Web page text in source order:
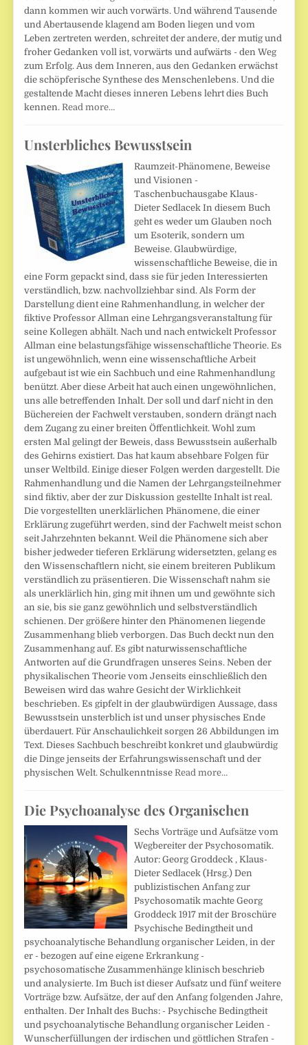
dann kommen wir auch vorwärts. Und während Tausende
und Abertausende klagend am Boden liegen und vom
Leben zertreten werden, schreitet der andere, der mutig und
froher Gedanken voll ist, vorwärts und aufwärts - den Weg
zum Erfolg. Aus dem Inneren, aus den Gedanken erwächst
die schöpferische Synthese des Menschenlebens. Und die
gestaltende Macht dieses inneren Lebens lehrt dies Buch
kennen.Read more…
Unsterbliches Bewusstsein
Raumzeit-Phänomene, Beweise
und Visionen -
Taschenbuchausgabe Klaus-
Dieter Sedlacek In diesem Buch
geht es weder um Glauben noch
um Esoterik, sondern um
Beweise. Glaubwürdige,
wissenschaftliche Beweise, die in
eine Form gepackt sind, dass sie für jeden Interessierten
verständlich, bzw. nachvollziehbar sind. Als Form der
Darstellung dient eine Rahmenhandlung, in welcher der
fiktive Professor Allman eine Lehrgangsveranstaltung für
seine Kollegen abhält. Nach und nach entwickelt Professor
Allman eine belastungsfähige wissenschaftliche Theorie. Es
ist ungewöhnlich, wenn eine wissenschaftliche Arbeit
aufgebaut ist wie ein Sachbuch und eine Rahmenhandlung
benützt. Aber diese Arbeit hat auch einen ungewöhnlichen,
uns alle betreffenden Inhalt. Der soll und darf nicht in den
Büchereien der Fachwelt verstauben, sondern drängt nach
dem Zugang zu einer breiten Öffentlichkeit. Wohl zum
ersten Mal gelingt der Beweis, dass Bewusstsein außerhalb
des Gehirns existiert. Das hat kaum absehbare Folgen für
unser Weltbild. Einige dieser Folgen werden dargestellt. Die
Rahmenhandlung und die Namen der Lehrgangsteilnehmer
sind fiktiv, aber der zur Diskussion gestellte Inhalt ist real.
Die vorgestellten unerklärlichen Phänomene, die einer
Erklärung zugeführt werden, sind der Fachwelt meist schon
seit Jahrzehnten bekannt. Weil die Phänomene sich aber
bisher jedweder tieferen Erklärung widersetzten, gelang es
den Wissenschaftlern nicht, sie einem breiteren Publikum
verständlich zu präsentieren. Die Wissenschaft nahm sie
als unerklärlich hin, ging mit ihnen um und gewöhnte sich
an sie, bis sie ganz gewöhnlich und selbstverständlich
schienen. Der größere hinter den Phänomenen liegende
Zusammenhang blieb verborgen. Das Buch deckt nun den
Zusammenhang auf. Es gibt naturwissenschaftliche
Antworten auf die Grundfragen unseres Seins. Neben der
physikalischen Theorie vom Jenseits einschließlich den
Beweisen wird das wahre Gesicht der Wirklichkeit
beschrieben. Es gipfelt in der glaubwürdigen Aussage, dass
Bewusstsein unsterblich ist und unser physisches Ende
überdauert. Für Anschaulichkeit sorgen 26 Abbildungen im
Text. Dieses Sachbuch beschreibt konkret und glaubwürdig
die Dinge jenseits der Erfahrungswissenschaft und der
physischen Welt. SchulkenntnisseRead more…
Die Psychoanalyse des Organischen
Sechs Vorträge und Aufsätze vom
Wegbereiter der Psychosomatik.
Autor: Georg Groddeck , Klaus-
Dieter Sedlacek (Hrsg.) Den
publizistischen Anfang zur
Psychosomatik machte Georg
Groddeck 1917 mit der Broschüre
Psychische Bedingtheit und
psychoanalytische Behandlung organischer Leiden, in der
er - bezogen auf eine eigene Erkrankung -
psychosomatische Zusammenhänge klinisch beschrieb
und analysierte. Im Buch ist dieser Aufsatz und fünf weitere
Vorträge bzw. Aufsätze, der auf den Anfang folgenden Jahre,
enthalten. Der Inhalt des Buchs: - Psychische Bedingtheit
und psychoanalytische Behandlung organischer Leiden -
Wunscherfüllungen der irdischen und göttlichen Strafen -